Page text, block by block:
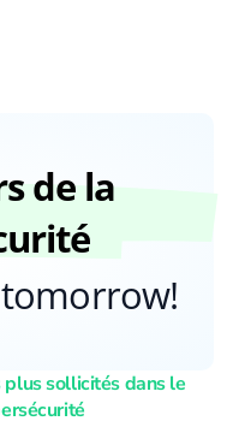
de la
plus sollicitésdans le